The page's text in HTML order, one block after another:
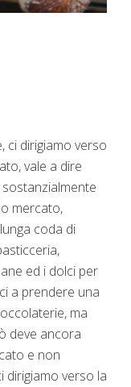
ci dirigiamo verso
vale a dire
sostanzialmente
mercato,
coda di
ed i dolci per
a prendere una
ma
deve ancora
e non
dirigiamo verso la